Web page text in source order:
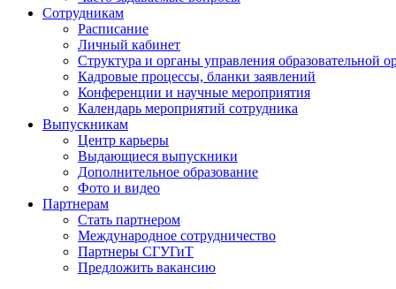
Сотрудникам
Расписание
Личный кабинет
Структура и органы управления образовательной
Кадровые процессы, бланки заявлений
Конференции и научные мероприятия
Календарь мероприятий сотрудника
Выпускникам
Центр карьеры
Выдающиеся выпускники
Дополнительное образование
Фото и видео
Партнерам
Стать партнером
Международное сотрудничество
Партнеры СГУГиТ
Предложить вакансию